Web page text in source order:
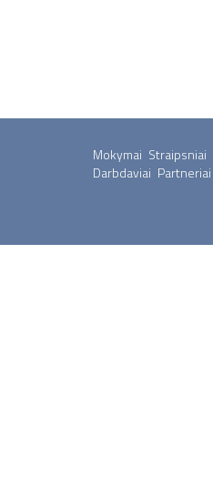
Mokymai Straipsniai
Darbdaviai Partneriai